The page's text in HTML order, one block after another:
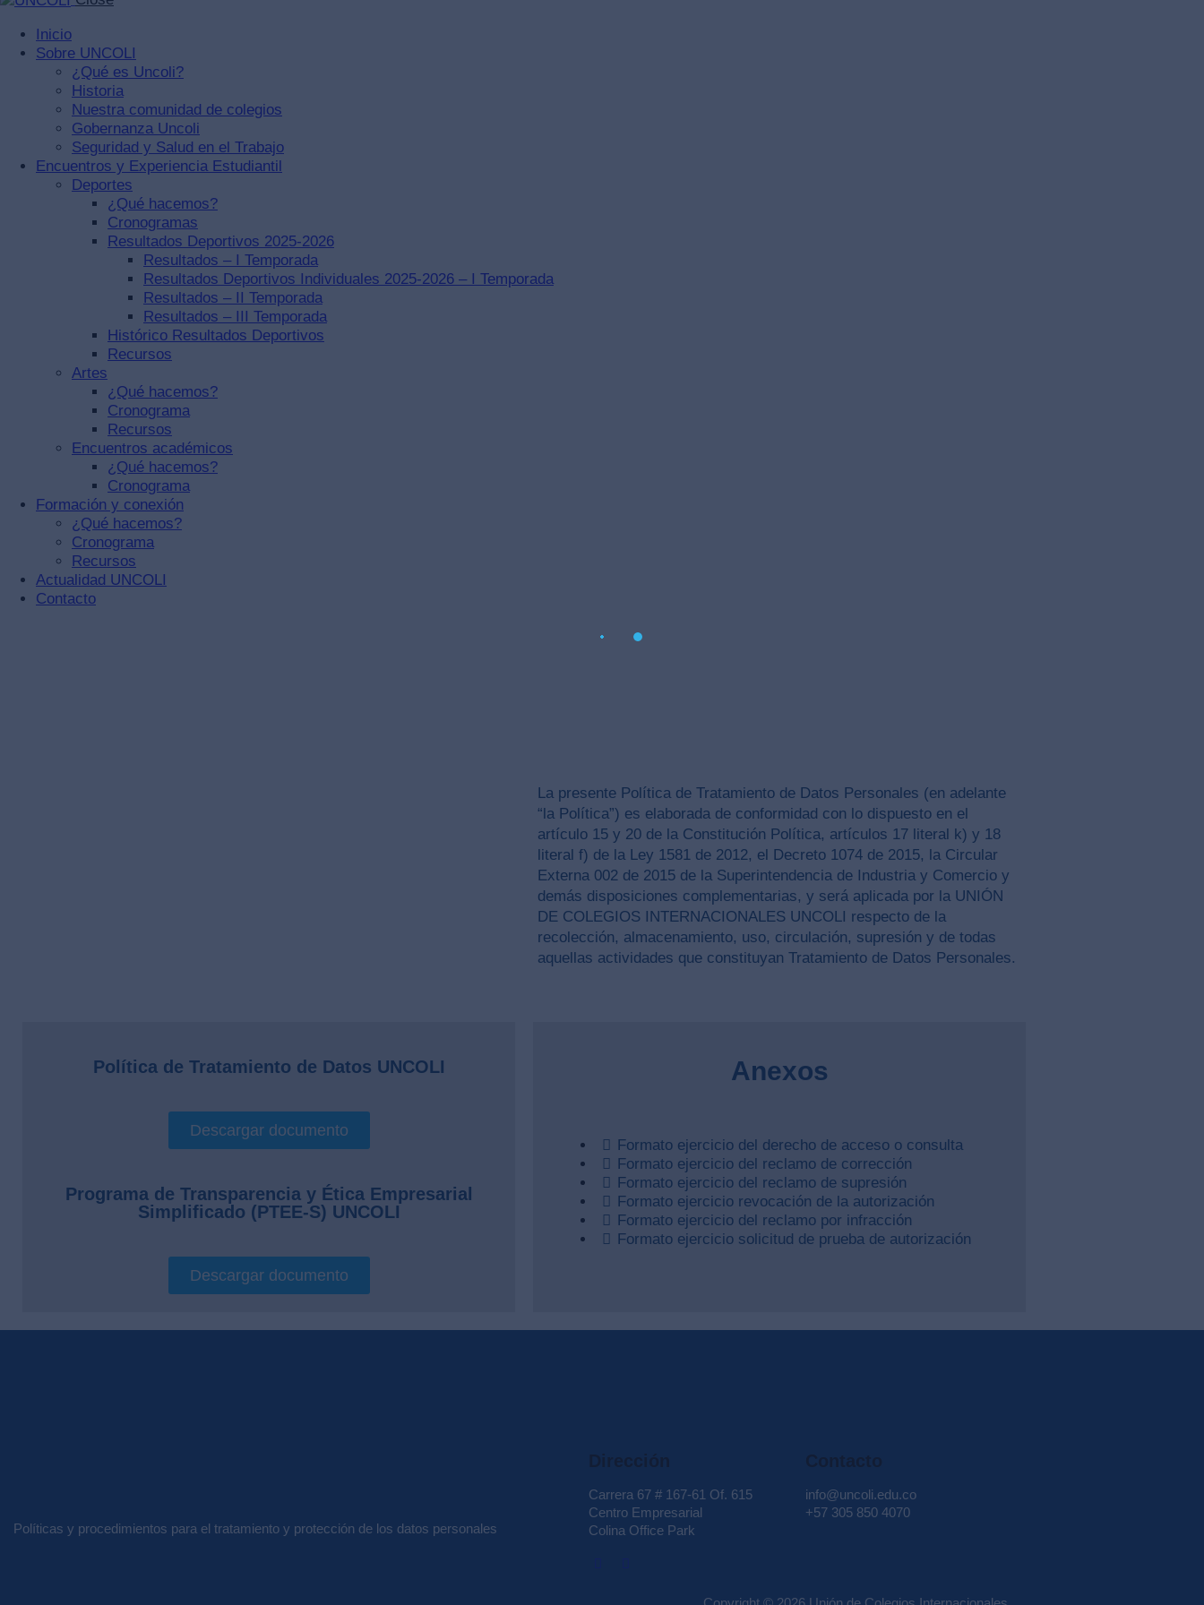
Inicio
Sobre UNCOLI
¿Qué es Uncoli?
Historia
Nuestra comunidad de colegios
Gobernanza Uncoli
Seguridad y Salud en el Trabajo
Encuentros y Experiencia Estudiantil
Deportes
¿Qué hacemos?
Cronogramas
Resultados Deportivos 2025-2026
Resultados – I Temporada
Resultados Deportivos Individuales 2025-2026 – I Temporada
Resultados – II Temporada
Resultados – III Temporada
Histórico Resultados Deportivos
Recursos
Artes
¿Qué hacemos?
Cronograma
Recursos
Encuentros académicos
¿Qué hacemos?
Cronograma
Formación y conexión
¿Qué hacemos?
Cronograma
Recursos
Actualidad UNCOLI
Contacto
La presente Política de Tratamiento de Datos Personales (en adelante
“la Política”) es elaborada de conformidad con lo dispuesto en el
artículo 15 y 20 de la Constitución Política, artículos 17 literal k) y 18
literal f) de la Ley 1581 de 2012, el Decreto 1074 de 2015, la Circular
Externa 002 de 2015 de la Superintendencia de Industria y Comercio y
demás disposiciones complementarias, y será aplicada por la UNIÓN
DE COLEGIOS INTERNACIONALES UNCOLI respecto de la
recolección, almacenamiento, uso, circulación, supresión y de todas
aquellas actividades que constituyan Tratamiento de Datos Personales.
Política de Tratamiento de Datos UNCOLI
Descargar documento
Programa de Transparencia y Ética Empresarial
Simplificado (PTEE-S) UNCOLI
Descargar documento
Anexos
Formato ejercicio del derecho de acceso o consulta
Formato ejercicio del reclamo de corrección
Formato ejercicio del reclamo de supresión
Formato ejercicio revocación de la autorización
Formato ejercicio del reclamo por infracción
Formato ejercicio solicitud de prueba de autorización
Políticas y procedimientos para el tratamiento y protección de los datos personales
Carrera 67 # 167-61 Of. 615
Centro Empresarial
Colina Office Park
info@uncoli.edu.co
+57 305 850 4070